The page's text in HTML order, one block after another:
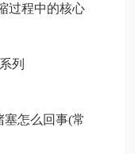
过程中的核心
列
怎么回事(常